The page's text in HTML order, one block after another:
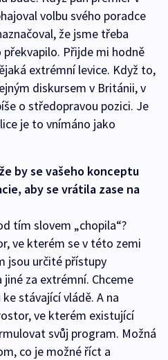
volbu svého poradce
že jsme třeba
Přijde mi hodně
extrémní levice. Když to,
diskursem v Británii, v
o středopravou pozici. Je
je to vnímáno jako
by se vašeho konceptu
aby se vrátila zase na
tím slovem „chopila“?
ve kterém se v této zemi
jsou určité přístupy
za extrémní. Chceme
stávající vládě. A na
ve kterém existující
svůj program. Možná
co je možné říct a